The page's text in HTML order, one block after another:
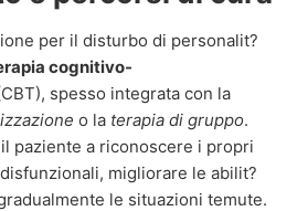
per il disturbo di personalit?
cognitivo-
spesso integrata con la
o la terapia di gruppo.
il paziente a riconoscere i propri
migliorare le abilit?
le situazioni temute.